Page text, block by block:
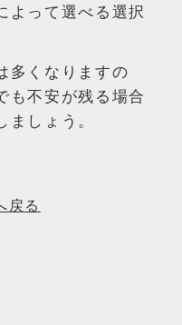
よって選べる選択
多くなりますの
も不安が残る場合
ましょう。
戻る